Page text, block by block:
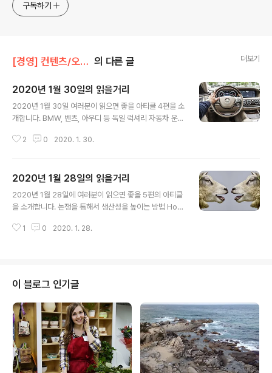
구독하기
[경영] 컨텐츠/오늘의 읽을거리 의 다른 글 더보기
2020년 1월 30일의 읽을거리
2020년 1월 30일 여러분이 읽으면 좋을 아티클 4편을 소
개합니다. BMW, 벤츠, 아우디 등 독일 럭셔리 자동차 운전
럽고, 공감능력이 떨어지는 경향을 보인다. Owners of hi
ubborn, disagreeable and unempathetic are mu
ch more likely to own a high-status car. www.eu
rekalert.org 힘있는 상사와의 개인적 잡담과 술자리는
Schmooz..
2 0 2020. 1. 30.
2020년 1월 28일의 읽을거리
2020년 1월 28일에 여러분이 읽으면 좋을 5편의 아티클
을 소개합니다. 논쟁을 통해서 생산성을 높이는 방법 How
nt A productive disagreement actually has the p
tes at work hurt employee productivity? What m
ight seem like time-wasters on the surface may
actually prove to be importa..
1 0 2020. 1. 28.
이 블로그 인기글